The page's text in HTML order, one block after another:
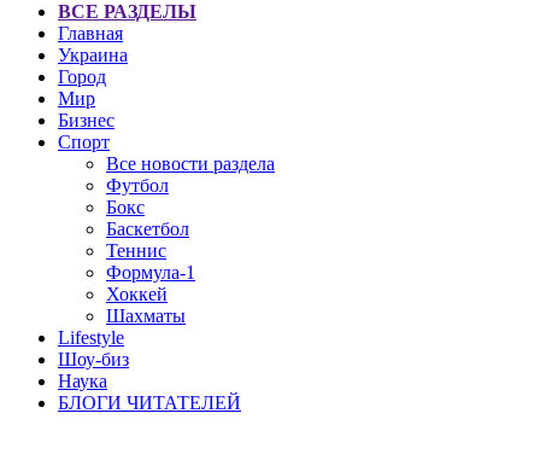
ВСЕ РАЗДЕЛЫ
Главная
Украина
Город
Мир
Бизнес
Спорт
Все новости раздела
Футбол
Бокс
Баскетбол
Теннис
Формула-1
Хоккей
Шахматы
Lifestyle
Шоу-биз
Наука
БЛОГИ ЧИТАТЕЛЕЙ